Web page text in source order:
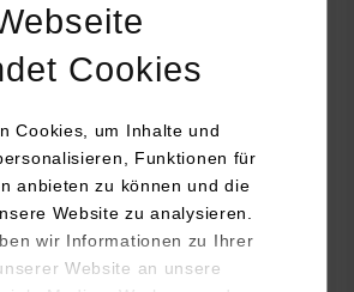
Cookies
Cookies, um Inhalte und
Funktionen für
anbieten zu können und die
Website zu analysieren.
wir Informationen zu Ihrer
Website an unsere
Clean Urban Transportation –
im (sub)urbanen Umfeld
elektrische Antriebe, moderne
und innovative Fahrzeugkonzepte für
in Stadt und…